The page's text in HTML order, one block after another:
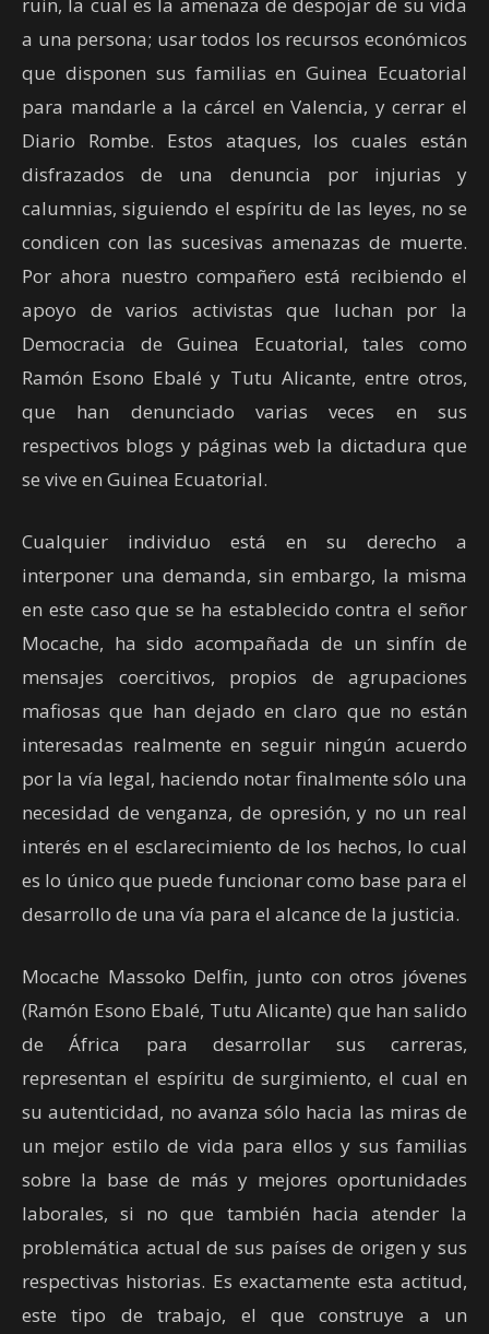
a una persona; usar todos los recursos económicos
que disponen sus familias en Guinea Ecuatorial
para mandarle a la cárcel en Valencia, y cerrar el
Diario Rombe. Estos ataques, los cuales están
disfrazados de una denuncia por injurias y
calumnias, siguiendo el espíritu de las leyes, no se
condicen con las sucesivas amenazas de muerte.
Por ahora nuestro compañero está recibiendo el
apoyo de varios activistas que luchan por la
Democracia de Guinea Ecuatorial, tales como
Ramón Esono Ebalé y Tutu Alicante, entre otros,
que han denunciado varias veces en sus
respectivos blogs y páginas web la dictadura que
se vive en Guinea Ecuatorial.
Cualquier individuo está en su derecho a
interponer una demanda, sin embargo, la misma
en este caso que se ha establecido contra el señor
Mocache, ha sido acompañada de un sinfín de
mensajes coercitivos, propios de agrupaciones
mafiosas que han dejado en claro que no están
interesadas realmente en seguir ningún acuerdo
por la vía legal, haciendo notar finalmente sólo una
necesidad de venganza, de opresión, y no un real
interés en el esclarecimiento de los hechos, lo cual
es lo único que puede funcionar como base para el
desarrollo de una vía para el alcance de la justicia.
Mocache Massoko Delfin, junto con otros jóvenes
(Ramón Esono Ebalé, Tutu Alicante) que han salido
de África para desarrollar sus carreras,
representan el espíritu de surgimiento, el cual en
su autenticidad, no avanza sólo hacia las miras de
un mejor estilo de vida para ellos y sus familias
sobre la base de más y mejores oportunidades
laborales, si no que también hacia atender la
problemática actual de sus países de origen y sus
respectivas historias. Es exactamente esta actitud,
este tipo de trabajo, el que construye a un